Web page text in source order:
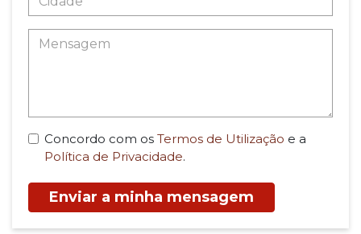
Concordo com os Termos de Utilização e a
Política de Privacidade.
Enviar a minha mensagem